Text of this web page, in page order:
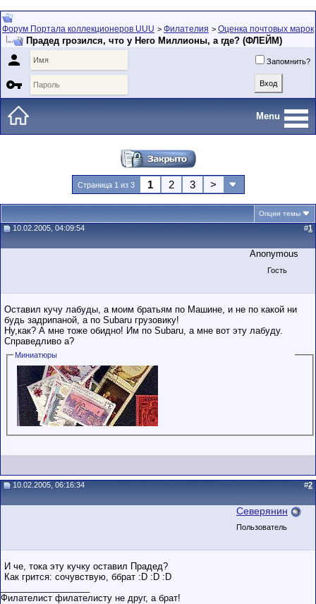
Форум Портала коллекционеров UUU > Филателия > Оценка почтовых марок
Прадед грозился, что у Него Миллионы, а где? (ФЛЕЙМ)
 Запомнить?

Menu
Страница 1 из 3 1 2 3 >
Опции темы
10.02.2005, 04:09:54 #1
Anonymous
Гость
Оставил кучу лабуды, а моим братьям по Машине, и не по какой ни
будь задрипаной, а по Subaru грузовику!
Ну,как? А мне тоже обидно! Им по Subaru, а мне вот эту лабуду.
Справедливо а?
Миниатюры
10.02.2005, 06:16:34 #2
Северянин
Пользователь
И че, тока эту кучку оставил Прадед?
Как грится: сочувствую, ббрат :D :D :D
Филателист филателисту не друг, а брат!